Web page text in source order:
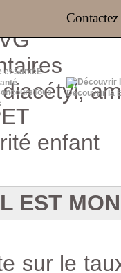
E-
Tous
Découvrir la
enfant
EST
sur le